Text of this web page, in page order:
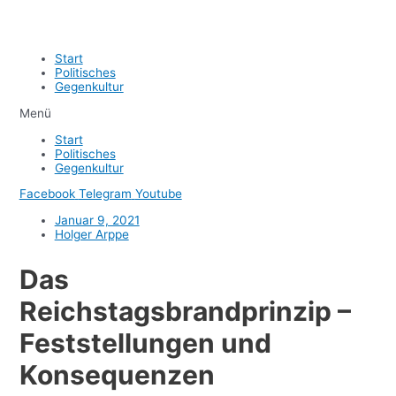
Start
Politisches
Gegenkultur
Menü
Start
Politisches
Gegenkultur
Facebook Telegram Youtube
Januar 9, 2021
Holger Arppe
Das
Reichstagsbrandprinzip –
Feststellungen und
Konsequenzen